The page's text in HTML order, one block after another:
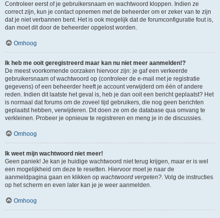
Controleer eerst of je gebruikersnaam en wachtwoord kloppen. Indien ze
correct zijn, kun je contact opnemen met de beheerder om er zeker van te zijn
dat je niet verbannen bent. Het is ook mogelijk dat de forumconfiguratie fout is,
dan moet dit door de beheerder opgelost worden.
Omhoog
Ik heb me ooit geregistreerd maar kan nu niet meer aanmelden!?
De meest voorkomende oorzaken hiervoor zijn: je gaf een verkeerde
gebruikersnaam of wachtwoord op (controleer de e-mail met je registratie
gegevens) of een beheerder heeft je account verwijderd om één of andere
reden. Indien dit laatste het geval is, heb je dan ooit een bericht geplaatst? Het
is normaal dat forums om de zoveel tijd gebruikers, die nog geen berichten
geplaatst hebben, verwijderen. Dit doen ze om de database qua omvang te
verkleinen. Probeer je opnieuw te registreren en meng je in de discussies.
Omhoog
Ik weet mijn wachtwoord niet meer!
Geen paniek! Je kan je huidige wachtwoord niet terug krijgen, maar er is wel
een mogelijkheid om deze te resetten. Hiervoor moet je naar de
aanmeldpagina gaan en klikken op wachtwoord vergeten?. Volg de instructies
op het scherm en even later kan je je weer aanmelden.
Omhoog